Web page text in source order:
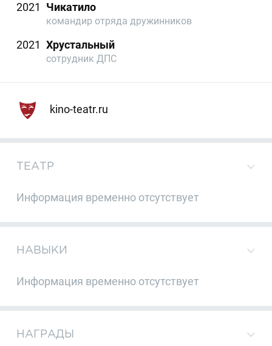
2021 Чикатило
командир отряда дружинников
2021 Хрустальный
сотрудник ДПС
kino-teatr.ru
ТЕАТР
Информация временно отсутствует
НАВЫКИ
Информация временно отсутствует
НАГРАДЫ